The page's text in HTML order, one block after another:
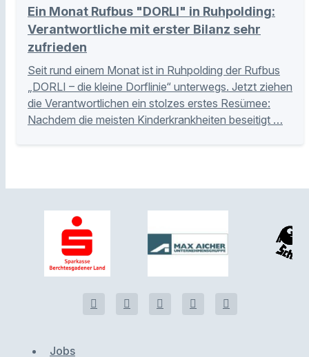
Ein Monat Rufbus "DORLI" in Ruhpolding:
Verantwortliche mit erster Bilanz sehr
zufrieden
Seit rund einem Monat ist in Ruhpolding der Rufbus
„DORLI – die kleine Dorflinie“ unterwegs. Jetzt ziehen
die Verantwortlichen ein stolzes erstes Resümee:
Nachdem die meisten Kinderkrankheiten beseitigt …
Jobs